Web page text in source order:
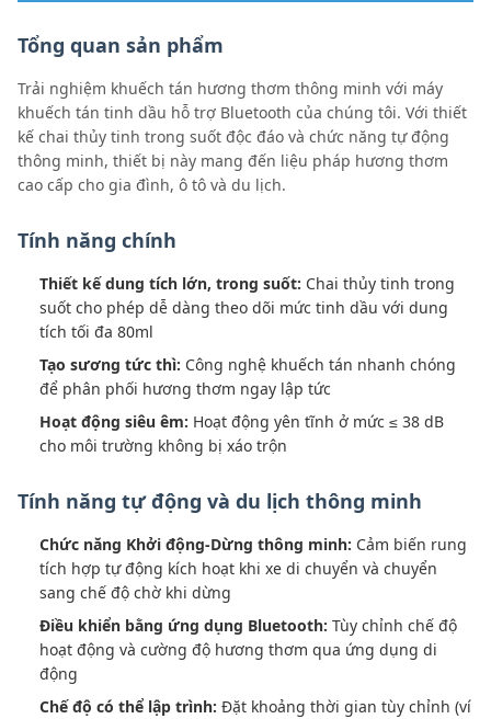
Tổng quan sản phẩm
Trải nghiệm khuếch tán hương thơm thông minh với máy
khuếch tán tinh dầu hỗ trợ Bluetooth của chúng tôi. Với thiết
kế chai thủy tinh trong suốt độc đáo và chức năng tự động
thông minh, thiết bị này mang đến liệu pháp hương thơm
cao cấp cho gia đình, ô tô và du lịch.
Tính năng chính
Thiết kế dung tích lớn, trong suốt: Chai thủy tinh trong
suốt cho phép dễ dàng theo dõi mức tinh dầu với dung
tích tối đa 80ml
Tạo sương tức thì: Công nghệ khuếch tán nhanh chóng
để phân phối hương thơm ngay lập tức
Hoạt động siêu êm: Hoạt động yên tĩnh ở mức ≤ 38 dB
cho môi trường không bị xáo trộn
Tính năng tự động và du lịch thông minh
Chức năng Khởi động-Dừng thông minh: Cảm biến rung
tích hợp tự động kích hoạt khi xe di chuyển và chuyển
sang chế độ chờ khi dừng
Điều khiển bằng ứng dụng Bluetooth: Tùy chỉnh chế độ
hoạt động và cường độ hương thơm qua ứng dụng di
động
Chế độ có thể lập trình: Đặt khoảng thời gian tùy chỉnh (ví